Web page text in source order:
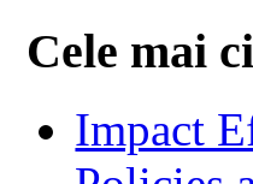
Cele mai
Impact